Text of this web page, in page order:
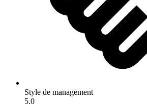
Style de management
5.0